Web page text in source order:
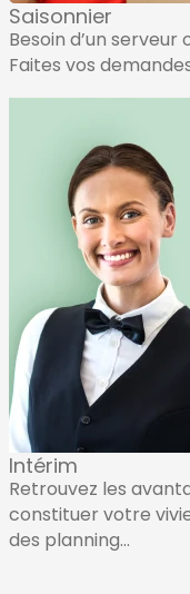
Saisonnier
Besoin d’un serveur
Faites vos
Intérim
Retrouvez les
constituer votre
des planning...